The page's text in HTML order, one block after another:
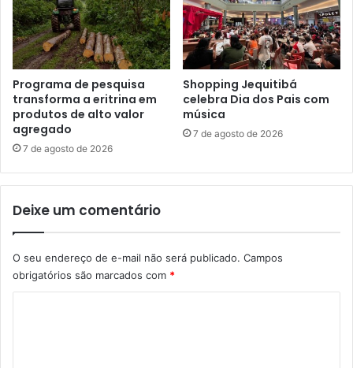
Programa de pesquisa
transforma a eritrina em
produtos de alto valor
agregado
7 de agosto de 2026
Shopping Jequitibá
celebra Dia dos Pais com
música
7 de agosto de 2026
Deixe um comentário
O seu endereço de e-mail não será publicado. Campos
obrigatórios são marcados com *